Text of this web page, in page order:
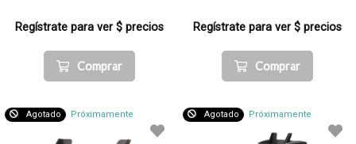
Regístrate para ver $ precios
Comprar
Regístrate para ver $ precios
Comprar
Agotado Próximamente Agotado Próximamente